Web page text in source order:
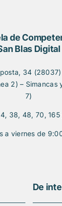
de
Blas Digital
34
2) – Simancas
7)
38, 48, 70, 165
a viernes de
De